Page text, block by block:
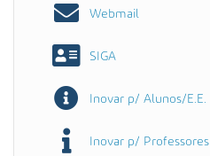
Webmail
SIGA
Inovar p/ Alunos/E.E.
Inovar p/ Professores